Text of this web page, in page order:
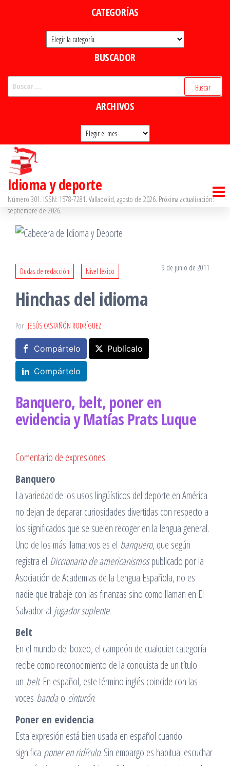
CATEGORÍAS
Categorías
BUSCADOR
ARCHIVOS
Archivos
Idioma y deporte
Número 301. ISSN: 1578-7281. Valladolid, agosto de 2026. Próxima actualización:
septiembre de 2026.
Dudas de redacción Nivel léxico 9 de junio de 2011
Hinchas del idioma
Por JESÚS CASTAÑÓN RODRÍGUEZ
Compártelo Publícalo
Compártelo
Banquero, belt, poner en
evidencia y Matías Prats Luque
Comentario de expresiones
Banquero
La variedad de los usos lingüísticos del deporte en América
no dejan de deparar curiosidades divertidas con respecto a
los significados que se suelen recoger en la lengua general.
Uno de los más llamativos es el banquero, que según
registra el Diccionario de americanismospublicado por la
Asociación de Academias de la Lengua Española, no es
nadie que trabaje con las finanzas sino como llaman en El
Salvador al jugador suplente.
Belt
En el mundo del boxeo, el campeón de cualquier categoría
recibe como reconocimiento de la conquista de un título
un belt. En español, este término inglés coincide con las
voces bandao cinturón.
Poner en evidencia
Esta expresión está bien usada en español cuando
significa poner en ridículo. Sin embargo es habitual escuchar